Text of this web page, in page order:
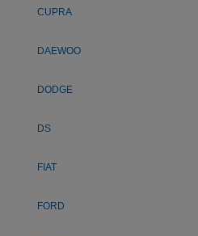
CUPRA
DAEWOO
DODGE
DS
FIAT
FORD